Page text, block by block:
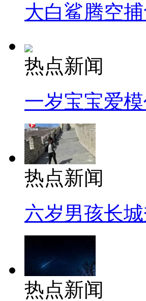
大白鲨腾空
热点新闻
一岁宝宝爱
热点新闻
六岁男孩长
热点新闻